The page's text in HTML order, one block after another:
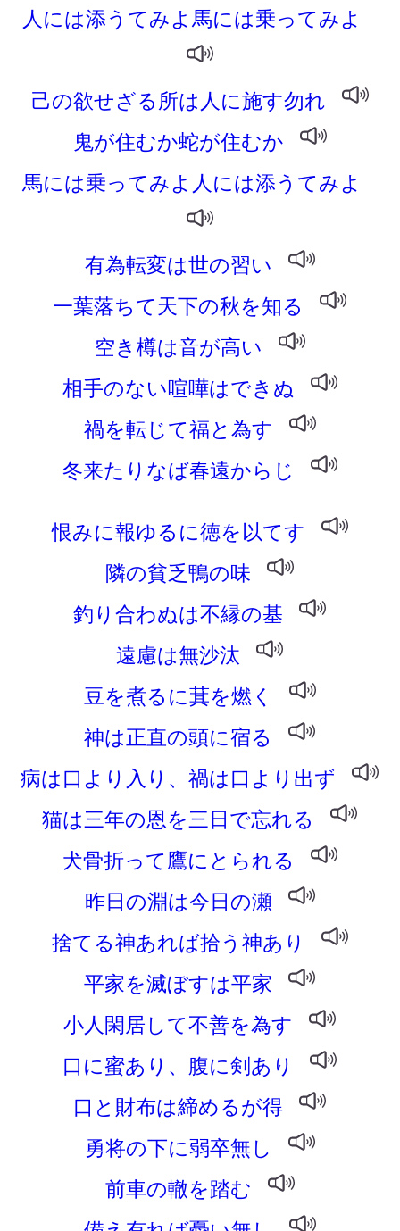
人には添うてみよ馬には乗ってみよ
己の欲せざる所は人に施す勿れ
鬼が住むか蛇が住むか
馬には乗ってみよ人には添うてみよ
有為転変は世の習い
一葉落ちて天下の秋を知る
空き樽は音が高い
相手のない喧嘩はできぬ
禍を転じて福と為す
冬来たりなば春遠からじ
恨みに報ゆるに徳を以てす
隣の貧乏鴨の味
釣り合わぬは不縁の基
遠慮は無沙汰
豆を煮るに萁を燃く
神は正直の頭に宿る
病は口より入り、禍は口より出ず
猫は三年の恩を三日で忘れる
犬骨折って鷹にとられる
昨日の淵は今日の瀬
捨てる神あれば拾う神あり
平家を滅ぼすは平家
小人閑居して不善を為す
口に蜜あり、腹に剣あり
口と財布は締めるが得
勇将の下に弱卒無し
前車の轍を踏む